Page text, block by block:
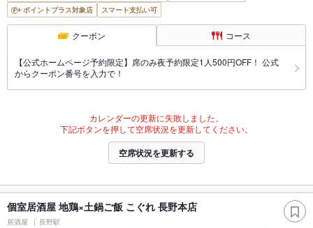
ポイントプラス対象店
スマート支払い可
クーポン コース
【公式ホームページ予約限定】席のみ夜予約限定1人500円OFF！ 公式
からクーポン番号を入力で！
カレンダーの更新に失敗しました。
下記ボタンを押して空席状況を更新してください。
空席状況を更新する
個室居酒屋 地鶏×土鍋ご飯 こぐれ 長野本店
居酒屋 長野駅